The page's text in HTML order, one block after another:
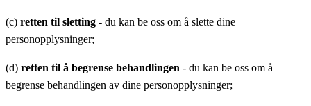
(c) retten til sletting - du kan be oss om å slette dine
personopplysninger;
(d) retten til å begrense behandlingen - du kan be oss om å
begrense behandlingen av dine personopplysninger;